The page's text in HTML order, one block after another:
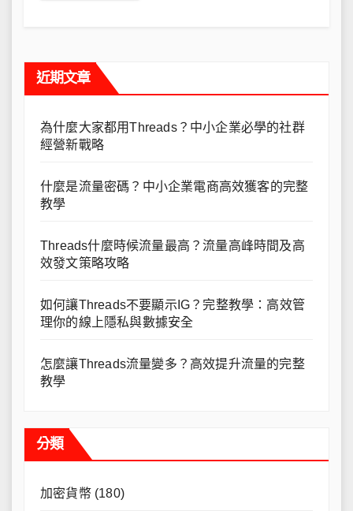
近期文章
為什麼大家都用Threads？中小企業必學的社群
經營新戰略
什麼是流量密碼？中小企業電商高效獲客的完整
教學
Threads什麼時候流量最高？流量高峰時間及高
效發文策略攻略
如何讓Threads不要顯示IG？完整教學：高效管
理你的線上隱私與數據安全
怎麼讓Threads流量變多？高效提升流量的完整
教學
分類
加密貨幣(180)